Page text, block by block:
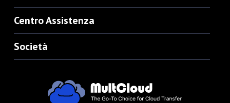
Centro Assistenza
Società